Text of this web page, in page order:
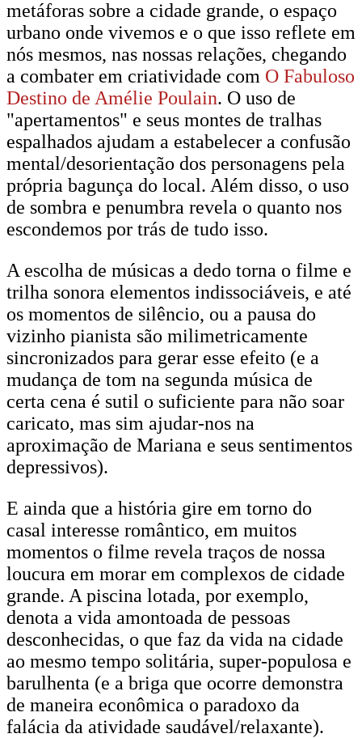
metáforas sobre a cidade grande, o espaço
urbano onde vivemos e o que isso reflete em
nós mesmos, nas nossas relações, chegando
a combater em criatividade com O Fabuloso
Destino de Amélie Poulain. O uso de
"apertamentos" e seus montes de tralhas
espalhados ajudam a estabelecer a confusão
mental/desorientação dos personagens pela
própria bagunça do local. Além disso, o uso
de sombra e penumbra revela o quanto nos
escondemos por trás de tudo isso.
A escolha de músicas a dedo torna o filme e
trilha sonora elementos indissociáveis, e até
os momentos de silêncio, ou a pausa do
vizinho pianista são milimetricamente
sincronizados para gerar esse efeito (e a
mudança de tom na segunda música de
certa cena é sutil o suficiente para não soar
caricato, mas sim ajudar-nos na
aproximação de Mariana e seus sentimentos
depressivos).
E ainda que a história gire em torno do
casal interesse romântico, em muitos
momentos o filme revela traços de nossa
loucura em morar em complexos de cidade
grande. A piscina lotada, por exemplo,
denota a vida amontoada de pessoas
desconhecidas, o que faz da vida na cidade
ao mesmo tempo solitária, super-populosa e
barulhenta (e a briga que ocorre demonstra
de maneira econômica o paradoxo da
falácia da atividade saudável/relaxante).